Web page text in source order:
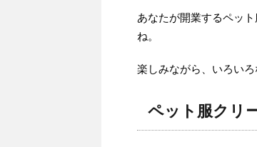
あなたが開業するペッ
ね。
楽しみながら、いろいろ
ペット服クリ